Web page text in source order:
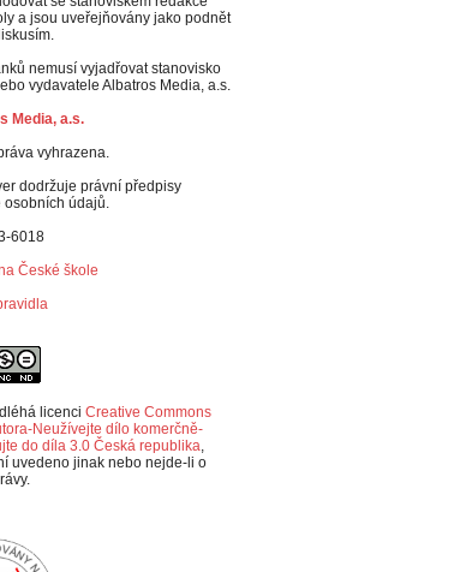
a jsou uveřejňovány jako podnět
nemusí vyjadřovat stanovisko
vydavatele Albatros Media, a.s.
Media, a.s.
vyhrazena.
dodržuje právní předpisy
osobních údajů.
6018
České škole
licenci Creative Commons
Neužívejte dílo komerčně-
do díla 3.0 Česká republika,
uvedeno jinak nebo nejde-li o